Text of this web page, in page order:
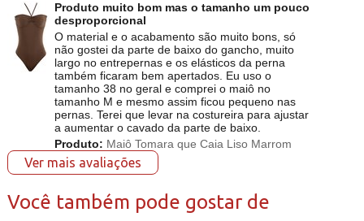
Produto muito bom mas o tamanho um pouco
desproporcional
O material e o acabamento são muito bons, só
não gostei da parte de baixo do gancho, muito
largo no entrepernas e os elásticos da perna
também ficaram bem apertados. Eu uso o
tamanho 38 no geral e comprei o maiô no
tamanho M e mesmo assim ficou pequeno nas
pernas. Terei que levar na costureira para ajustar
a aumentar o cavado da parte de baixo.
Produto: Maiô Tomara que Caia Liso Marrom
Ver mais avaliações
Você também pode gostar de